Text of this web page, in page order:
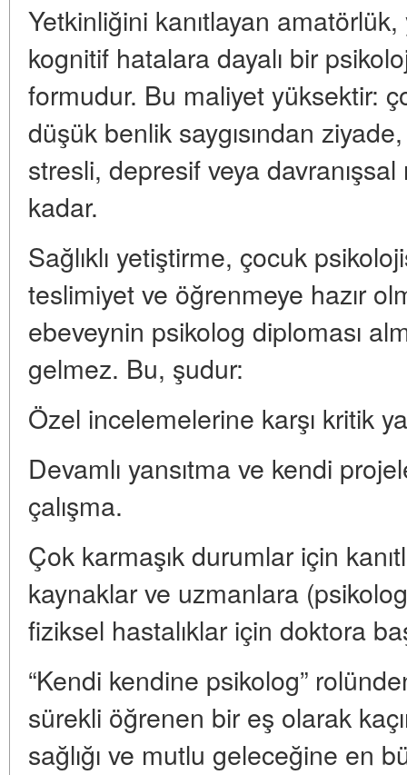
Yetkinliğini kanıtlayan
kognitif hatalara dayalı bir
formudur. Bu maliyet yüksektir:
düşük benlik saygısından
stresli, depresif veya davranışsal
kadar.
Sağlıklı yetiştirme, çocuk
teslimiyet ve öğrenmeye hazır
ebeveynin psikolog diploması
gelmez. Bu, şudur:
Özel incelemelerine karşı kritik
Devamlı yansıtma ve kendi
çalışma.
Çok karmaşık durumlar için
kaynaklar ve uzmanlara
fiziksel hastalıklar için doktora
“Kendi kendine psikolog”
sürekli öğrenen bir eş olarak
sağlığı ve mutlu geleceğine en